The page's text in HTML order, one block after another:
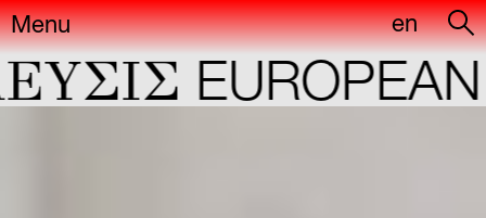
Menu en
EUROPEAN